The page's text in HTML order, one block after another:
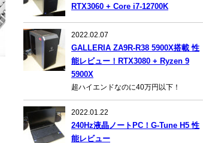
RTX3060 + Core i7-12700K
2022.02.07
GALLERIA ZA9R-R38 5900X搭載 性
能レビュー！RTX3080 + Ryzen 9
5900X
超ハイエンドなのに40万円以下！
2022.01.22
240Hz液晶ノートPC！G-Tune H5 性
能レビュー